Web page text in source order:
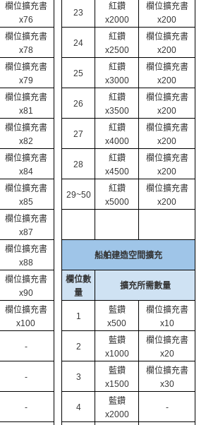
欄位擴充書
x76
23
紅鑽
x2000
欄位擴充書
x200
欄位擴充書
x78
24
紅鑽
x2500
欄位擴充書
x200
欄位擴充書
x79
25
紅鑽
x3000
欄位擴充書
x200
欄位擴充書
x81
26
紅鑽
x3500
欄位擴充書
x200
欄位擴充書
x82
27
紅鑽
x4000
欄位擴充書
x200
欄位擴充書
x84
28
紅鑽
x4500
欄位擴充書
x200
欄位擴充書
x85
29~50
紅鑽
x5000
欄位擴充書
x200
欄位擴充書
x87
欄位擴充書
x88
船舶建造空間擴充
欄位擴充書
x90
欄位數
量
擴充所需數量
欄位擴充書
x100
1
藍鑽
x500
欄位擴充書
x10
- 2
藍鑽
x1000
欄位擴充書
x20
- 3
藍鑽
x1500
欄位擴充書
x30
- 4
藍鑽
x2000
-